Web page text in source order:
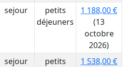
sejour
petits
déjeuners
1 188,00 €
(13
octobre
2026)
sejour
petits
1 538,00 €